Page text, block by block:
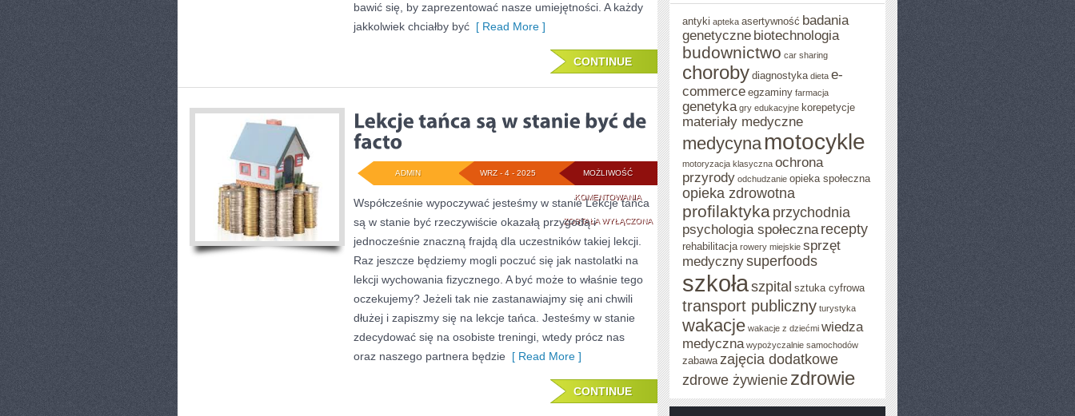
bawić się, by zaprezentować nasze umiejętności. A każdy
jakkolwiek chciałby być [ Read More ]
CONTINUE
MOŻLIWOŚĆ
KOMENTOWANIALEKCJE
TAŃCA
SĄ
STANIE
FACTO
ZOSTAŁA WYŁĄCZONA
WRZ - 4 - 2025
ADMIN
Współcześnie wypoczywać jesteśmy w stanie Lekcje tańca
są w stanie być rzeczywiście okazałą przygodą i
jednocześnie znaczną frajdą dla uczestników takiej lekcji.
Raz jeszcze będziemy mogli poczuć się jak nastolatki na
lekcji wychowania fizycznego. A być może to właśnie tego
oczekujemy? Jeżeli tak nie zastanawiajmy się ani chwili
dłużej i zapiszmy się na lekcje tańca. Jesteśmy w stanie
zdecydować się na osobiste treningi, wtedy prócz nas
oraz naszego partnera będzie [ Read More ]
CONTINUE
antyki apteka asertywność badania
genetyczne biotechnologia
budownictwo car sharing
choroby diagnostyka dieta e-
commerce egzaminy farmacja
genetyka gry edukacyjne korepetycje
materiały medyczne
medycyna motocykle
motoryzacja klasyczna ochrona
przyrody odchudzanie opieka społeczna
opieka zdrowotna
profilaktyka przychodnia
psychologia społeczna recepty
rehabilitacja rowery miejskie sprzęt
medycznysuperfoods
szkołaszpital sztuka cyfrowa
transport publiczny turystyka
wakacje wakacje z dziećmi wiedza
medyczna wypożyczalnie samochodów
zabawa zajęcia dodatkowe
zdrowe żywienie zdrowie